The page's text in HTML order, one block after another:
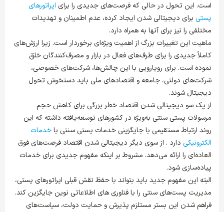
است. این تحول در حالی که فرصت‌های جدیدی را برای اپراتورهای
پستی برای دیجیتالی شدن ایجاد کرده، عدم اطمینان و تهدیدات
مختلفی را نیز برای آن­ها به همراه دارد.
ماهیت این تغییرات بزرگ از اهمیت ویژه‌ای برخوردار است. زیرا ارزش‌های
کاملاً جدیدی را برای طرف‌های فعال در بازار و مصرف‌کنندگان خلق
نموده است. برای رویارویی با این چالش‌ها، شرکت‌های خصوصی،
شرکت‌های دولتی، جامعه و اقتصادهای ملی باید دستخوش تحول
دیجیتال شوند.
از یک سو دیجیتالی شدن اقتصاد خطر بزرگی برای کاهش حجم
مرسولات پستی سنتی به‌ویژه در کشورهای توسعه‌یافته داشته که این
روند ارتباط مستقیمی با جایگزینی خدمات پستی سنتی باخدمات
الکترونیکی دارد . از سوی دیگر دیجیتالی شدن اقتصاد فرصت‌های فوق
العاده‌ای را ارائه می‌دهد. مشروط بر اینکه مفهوم جدیدی برای خدمات
پیاده‌سازی شود.
البته این مفهوم جدید باید بتواند با حفظ نقش قبلی اپراتورهای پستی،
مدیریت پست‌های سنتی را با فناوری های اطلاعاتی نوین جایگزین کند.
فراهم شدن این بستر مستلزم پذیرش و حمایت دولت، سیاست‌های